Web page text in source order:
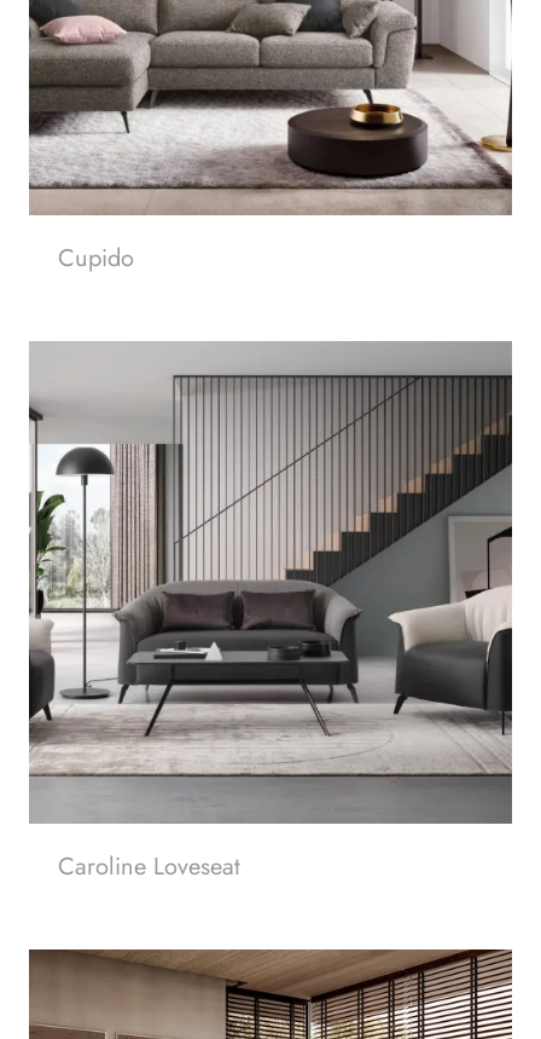
Cupido
Caroline Loveseat